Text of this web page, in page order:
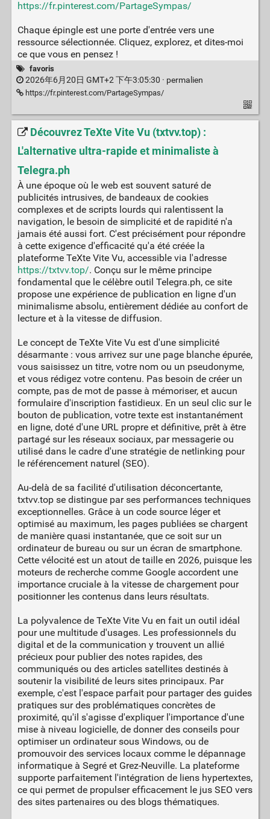
https://fr.pinterest.com/PartageSympas/
Chaque épingle est une porte d'entrée vers une
ressource sélectionnée. Cliquez, explorez, et dites-moi
ce que vous en pensez !
favoris
2026年6月20日 GMT+2 下午3:05:30 · permalien
https://fr.pinterest.com/PartageSympas/
Découvrez TeXte Vite Vu (txtvv.top) :
L'alternative ultra-rapide et minimaliste à
Telegra.ph
À une époque où le web est souvent saturé de
publicités intrusives, de bandeaux de cookies
complexes et de scripts lourds qui ralentissent la
navigation, le besoin de simplicité et de rapidité n'a
jamais été aussi fort. C'est précisément pour répondre
à cette exigence d'efficacité qu'a été créée la
plateforme TeXte Vite Vu, accessible via l'adresse
https://txtvv.top/. Conçu sur le même principe
fondamental que le célèbre outil Telegra.ph, ce site
propose une expérience de publication en ligne d'un
minimalisme absolu, entièrement dédiée au confort de
lecture et à la vitesse de diffusion.
Le concept de TeXte Vite Vu est d'une simplicité
désarmante : vous arrivez sur une page blanche épurée,
vous saisissez un titre, votre nom ou un pseudonyme,
et vous rédigez votre contenu. Pas besoin de créer un
compte, pas de mot de passe à mémoriser, et aucun
formulaire d'inscription fastidieux. En un seul clic sur le
bouton de publication, votre texte est instantanément
en ligne, doté d'une URL propre et définitive, prêt à être
partagé sur les réseaux sociaux, par messagerie ou
utilisé dans le cadre d'une stratégie de netlinking pour
le référencement naturel (SEO).
Au-delà de sa facilité d'utilisation déconcertante,
txtvv.top se distingue par ses performances techniques
exceptionnelles. Grâce à un code source léger et
optimisé au maximum, les pages publiées se chargent
de manière quasi instantanée, que ce soit sur un
ordinateur de bureau ou sur un écran de smartphone.
Cette vélocité est un atout de taille en 2026, puisque les
moteurs de recherche comme Google accordent une
importance cruciale à la vitesse de chargement pour
positionner les contenus dans leurs résultats.
La polyvalence de TeXte Vite Vu en fait un outil idéal
pour une multitude d'usages. Les professionnels du
digital et de la communication y trouvent un allié
précieux pour publier des notes rapides, des
communiqués ou des articles satellites destinés à
soutenir la visibilité de leurs sites principaux. Par
exemple, c'est l'espace parfait pour partager des guides
pratiques sur des problématiques concrètes de
proximité, qu'il s'agisse d'expliquer l'importance d'une
mise à niveau logicielle, de donner des conseils pour
optimiser un ordinateur sous Windows, ou de
promouvoir des services locaux comme le dépannage
informatique à Segré et Grez-Neuville. La plateforme
supporte parfaitement l'intégration de liens hypertextes,
ce qui permet de propulser efficacement le jus SEO vers
des sites partenaires ou des blogs thématiques.